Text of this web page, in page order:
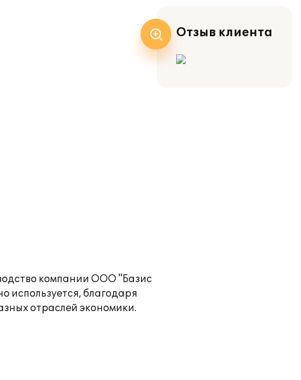
компании ООО "Базис
используется, благодаря
отраслей экономики.
Отзыв клиента